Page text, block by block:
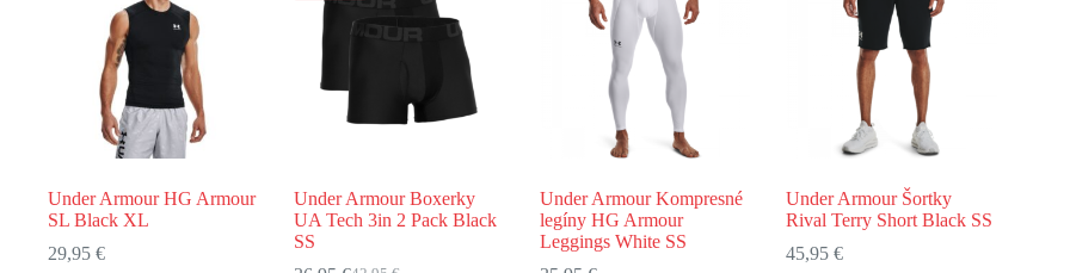
Under Armour HG Armour
SL Black XL
29,95 €
Under Armour Boxerky
UA Tech 3in 2 Pack Black
SS
Under Armour Kompresné
legíny HG Armour
Leggings White SS
Under Armour Šortky
Rival Terry Short Black SS
45,95€